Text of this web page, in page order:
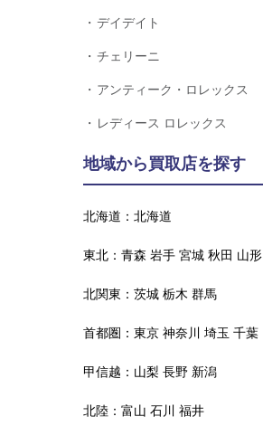
デイデイト
チェリーニ
アンティーク・ロレックス
レディース ロレックス
地域から買取店を探す
北海道： 北海道
東北： 青森 岩手 宮城 秋田 山形
北関東： 茨城 栃木 群馬
首都圏： 東京 神奈川 埼玉 千葉
甲信越： 山梨 長野 新潟
北陸： 富山 石川 福井